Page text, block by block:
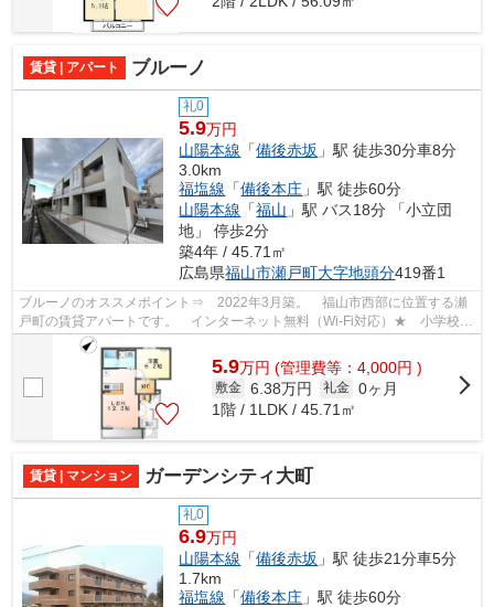
賃貸 | アパート ブルーノ
礼0
5.9万円
山陽本線 「備後赤坂 」駅 徒歩30分車8分
3.0km
福塩線 「備後本庄 」駅 徒歩60分
山陽本線 「福山 」駅 バス18分 「小立団
地」 停歩2分
築4年 / 45.71㎡
広島県福山市瀬戸町大字地頭分419番1
ブルーノのオススメポイント⇒ 2022年3月築。 福山市西部に位置する瀬
戸町の賃貸アパートです。 インターネット無料（Wi-Fi対応）★ 小学校区
は瀬戸小学校です。 最寄りのコンビニ...
5.9万円 (管理費等：4,000円 )
敷金 6.38万円 礼金 0ヶ月
1階 / 1LDK / 45.71㎡
賃貸 | マンション ガーデンシティ大町
礼0
6.9万円
山陽本線 「備後赤坂 」駅 徒歩21分車5分
1.7km
福塩線 「備後本庄 」駅 徒歩60分